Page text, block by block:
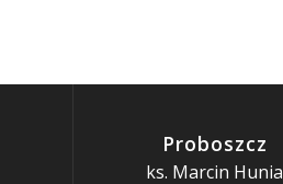
Proboszcz
ks. Marcin Hunia